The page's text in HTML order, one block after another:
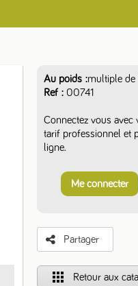
Au poids multiple de
Ref
00741
Connectez vous
tarif professionnel et
ligne.
Me connecter
Partager
apps Retour aux